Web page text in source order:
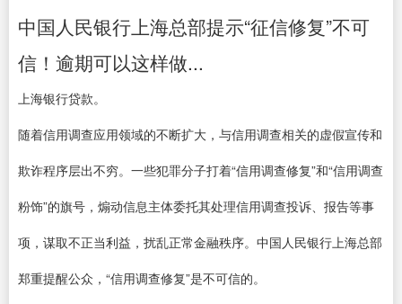
中国人民银行上海总部提示“征信修复”不可
信！逾期可以这样做...
上海银行贷款。
随着信用调查应用领域的不断扩大，与信用调查相关的虚假宣传和
欺诈程序层出不穷。一些犯罪分子打着“信用调查修复”和“信用调查
粉饰”的旗号，煽动信息主体委托其处理信用调查投诉、报告等事
项，谋取不正当利益，扰乱正常金融秩序。中国人民银行上海总部
郑重提醒公众，“信用调查修复”是不可信的。